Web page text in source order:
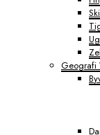
Geografi